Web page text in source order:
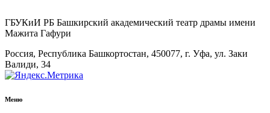
ГБУКиИ РБ Башкирский академический театр драмы имени
Мажита Гафури
Россия, Республика Башкортостан, 450077, г. Уфа, ул. Заки
Валиди, 34
Меню